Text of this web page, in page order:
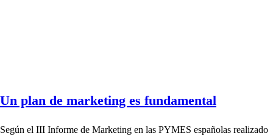
Un plan de marketing es fundamental
Según el III Informe de Marketing en las PYMES españolas realizado